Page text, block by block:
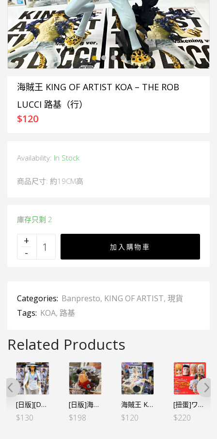
海賊王 KING OF ARTIST KOA – THE ROB
LUCCI 路基（行）
$120
Availability: In Stock
商品尺寸: 約19CM高
庫存只剩 2
加入購物車
Categories: Banpresto, KING OF ARTIST, 現貨
Tags: KOA, 路基
Related Products
[日版][DXF] 海賊王 THE GRANDLINE MEN -和之國 vol.23 路基 (日)
$130
[日版]海賊王 KING OF ARTIST KOA – THE MONKEY.D.LUFFY GEAR4- 路飛 猿王統
$198
海賊王 KING OF ARTIST KOA- 路飛 五檔 III(行版)
$120
[扭蛋]ワンピの実 海賊王的果實 第十九海戰 全6個SET（行）
$220